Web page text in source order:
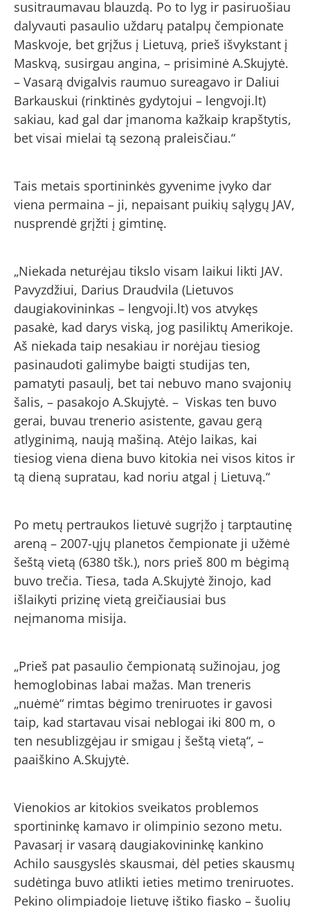
susitraumavau blauzdą. Po to lyg ir pasiruošiau
dalyvauti pasaulio uždarų patalpų čempionate
Maskvoje, bet grįžus į Lietuvą, prieš išvykstant į
Maskvą, susirgau angina, – prisiminė A.Skujytė.
– Vasarą dvigalvis raumuo sureagavo ir Daliui
Barkauskui (rinktinės gydytojui – lengvoji.lt)
sakiau, kad gal dar įmanoma kažkaip krapštytis,
bet visai mielai tą sezoną praleisčiau.“
Tais metais sportininkės gyvenime įvyko dar
viena permaina – ji, nepaisant puikių sąlygų JAV,
nusprendė grįžti į gimtinę.
„Niekada neturėjau tikslo visam laikui likti JAV.
Pavyzdžiui, Darius Draudvila (Lietuvos
daugiakovininkas – lengvoji.lt) vos atvykęs
pasakė, kad darys viską, jog pasiliktų Amerikoje.
Aš niekada taip nesakiau ir norėjau tiesiog
pasinaudoti galimybe baigti studijas ten,
pamatyti pasaulį, bet tai nebuvo mano svajonių
šalis, – pasakojo A.Skujytė. – Viskas ten buvo
gerai, buvau trenerio asistente, gavau gerą
atlyginimą, naują mašiną. Atėjo laikas, kai
tiesiog viena diena buvo kitokia nei visos kitos ir
tą dieną supratau, kad noriu atgal į Lietuvą.“
Po metų pertraukos lietuvė sugrįžo į tarptautinę
areną – 2007-ųjų planetos čempionate ji užėmė
šeštą vietą (6380 tšk.), nors prieš 800 m bėgimą
buvo trečia. Tiesa, tada A.Skujytė žinojo, kad
išlaikyti prizinę vietą greičiausiai bus
neįmanoma misija.
„Prieš pat pasaulio čempionatą sužinojau, jog
hemoglobinas labai mažas. Man treneris
„nuėmė“ rimtas bėgimo treniruotes ir gavosi
taip, kad startavau visai neblogai iki 800 m, o
ten nesublizgėjau ir smigau į šeštą vietą“, –
paaiškino A.Skujytė.
Vienokios ar kitokios sveikatos problemos
sportininkę kamavo ir olimpinio sezono metu.
Pavasarį ir vasarą daugiakovininkę kankino
Achilo sausgyslės skausmai, dėl peties skausmų
sudėtinga buvo atlikti ieties metimo treniruotes.
Pekino olimpiadoje lietuvę ištiko fiasko – šuolių